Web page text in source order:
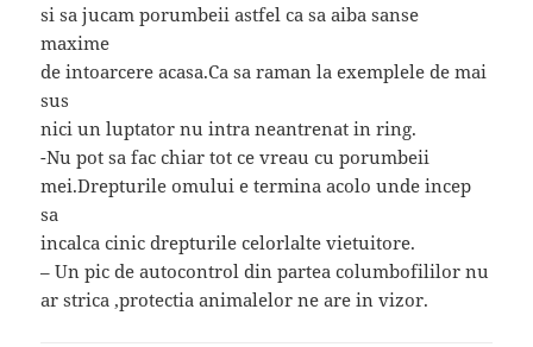
si sa jucam porumbeii astfel ca sa aiba sanse
maxime
de intoarcere acasa.Ca sa raman la exemplele de mai
sus
nici un luptator nu intra neantrenat in ring.
-Nu pot sa fac chiar tot ce vreau cu porumbeii
mei.Drepturile omului e termina acolo unde incep
sa
incalca cinic drepturile celorlalte vietuitore.
– Un pic de autocontrol din partea columbofililor nu
ar strica ,protectia animalelor ne are in vizor.